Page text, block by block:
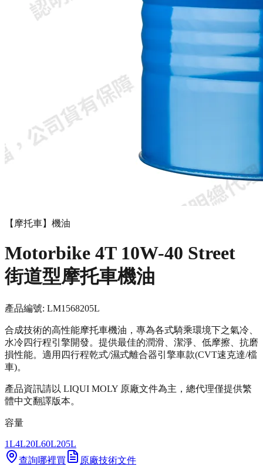
【摩托車】機油
Motorbike 4T 10W-40 Street
街道型摩托車機油
產品編號: LM1568205L
合成技術的高性能摩托車機油，專為各式騎乘環境下之氣冷、
水冷四行程引擎開發。提供最佳的潤滑、潔淨、低摩擦、抗磨
損性能。適用四行程乾式/濕式離合器引擎車款(CVT速克達/檔
車)。
產品資訊請以 LIQUI MOLY 原廠文件為主，總代理僅提供繁
體中文翻譯版本。
容量
1L4L20L60L205L
查詢哪裡買
原廠技術文件